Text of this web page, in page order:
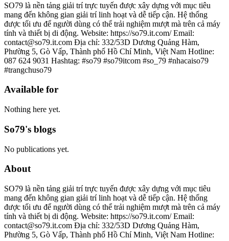
SO79 là nền tảng giải trí trực tuyến được xây dựng với mục tiêu
mang đến không gian giải trí linh hoạt và dễ tiếp cận. Hệ thống
được tối ưu để người dùng có thể trải nghiệm mượt mà trên cả máy
tính và thiết bị di động. Website: https://so79.it.com/ Email:
contact@so79.it.com Địa chỉ: 332/53D Dương Quảng Hàm,
Phường 5, Gò Vấp, Thành phố Hồ Chí Minh, Việt Nam Hotline:
087 624 9031 Hashtag: #so79 #so79itcom #so_79 #nhacaiso79
#trangchuso79
Available for
Nothing here yet.
So79's blogs
No publications yet.
About
SO79 là nền tảng giải trí trực tuyến được xây dựng với mục tiêu
mang đến không gian giải trí linh hoạt và dễ tiếp cận. Hệ thống
được tối ưu để người dùng có thể trải nghiệm mượt mà trên cả máy
tính và thiết bị di động. Website: https://so79.it.com/ Email:
contact@so79.it.com Địa chỉ: 332/53D Dương Quảng Hàm,
Phường 5, Gò Vấp, Thành phố Hồ Chí Minh, Việt Nam Hotline: